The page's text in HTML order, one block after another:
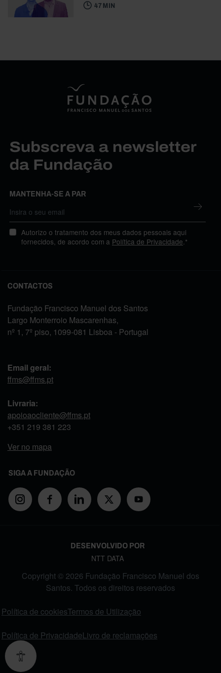
47 MIN
Subscreva a newsletter
da Fundação
MANTENHA-SE A PAR
Autorizo o tratamento dos meus dados pessoais aqui
fornecidos, de acordo com a Política de Privacidade .*
CONTACTOS
Fundação Francisco Manuel dos Santos
Largo Monterroio Mascarenhas,
nº 1, 7º piso, 1099-081 Lisboa - Portugal
Email geral:
ffms@ffms.pt
Livraria:
apoioaocliente@ffms.pt
+351 219 381 223
Ver no mapa
SIGA A FUNDAÇÃO
DESENVOLVIDO POR
NTT DATA
Copyright © 2026 Fundação Francisco Manuel dos
Santos. Todos os direitos reservados
Política de cookiesTermos de Utilização
Política de PrivacidadeLivro de reclamações